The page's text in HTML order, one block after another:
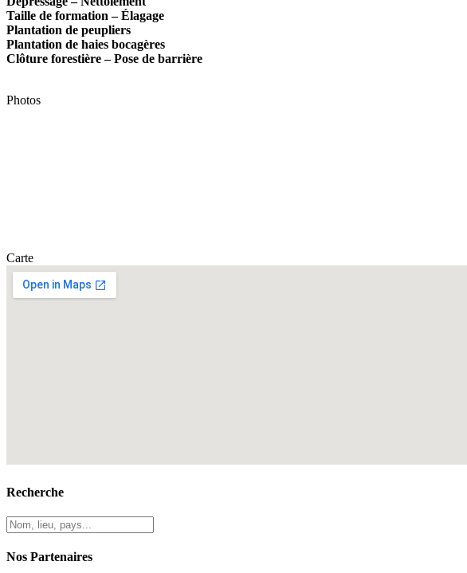
Taille de formation – Élagage
Plantation de peupliers
Plantation de haies bocagères
Clôture forestière – Pose de barrière
Photos
Carte
Recherche
Nos Partenaires